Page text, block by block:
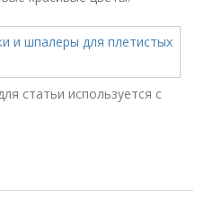
статьи используется с